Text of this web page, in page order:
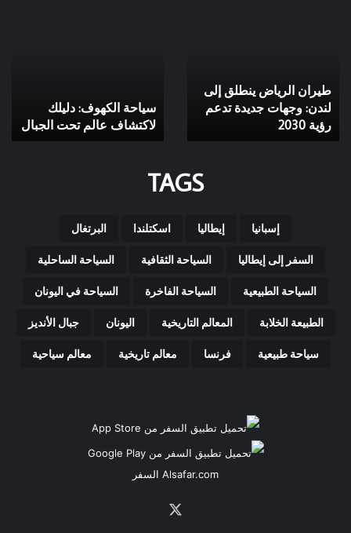
وجهات
جديدة
تدعم
رؤية
طيران الرياض ينطلق إلى
لندن: وجهات جديدة تدعم
رؤية 2030
الجبال
سياحة الكهوف: دليلك
لاكتشاف عالم تحت الجبال
TAGS
إسبانيا إيطاليا اسكتلندا البرتغال
السفر إلى إيطاليا السياحة الثقافية السياحة الساحلية
السياحة الطبيعية السياحة الفاخرة السياحة في اليونان
الطبيعة الخلابة المعالم التاريخية اليونان جبال الأنديز
سياحة طبيعية فرنسا معالم تاريخية معالم سياحية
Alsafar.com السفر